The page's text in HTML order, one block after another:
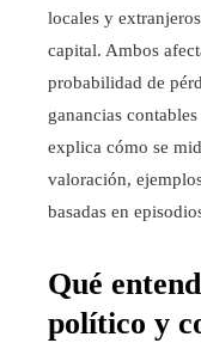
locales y
capital. Ambos
probabilidad de
ganancias
explica cómo se
valoración,
basadas en
Qué
político y